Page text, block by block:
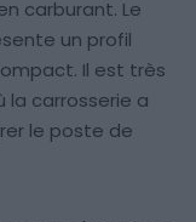
carburant. Le
un profil
Il est très
la carrosserie a
le poste de